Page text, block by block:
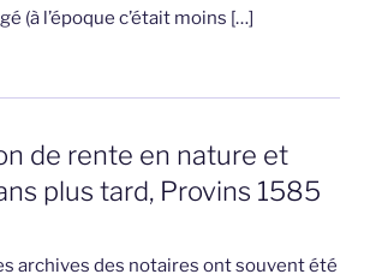
(à l’époque c’était moins […]
de rente en nature et
plus tard, Provins 1585
archives des notaires ont souvent été